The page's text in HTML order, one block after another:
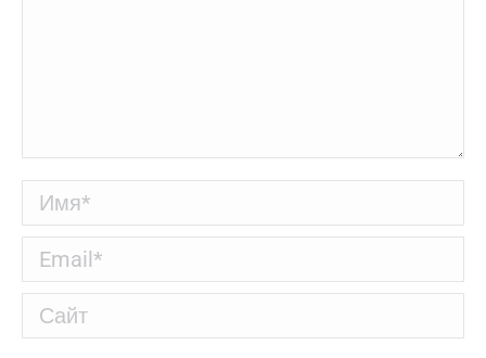
Имя *
Email *
Сайт